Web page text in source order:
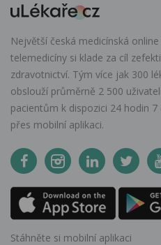
Největší česká medicínská
telemedicíny si klade za cíl
zdravotnictví. Tým více jak 300
obslouží průměrně 2 500
pacientům k dispozici 24 hodin
přes mobilní aplikaci.
Stáhněte si mobilní aplikaci